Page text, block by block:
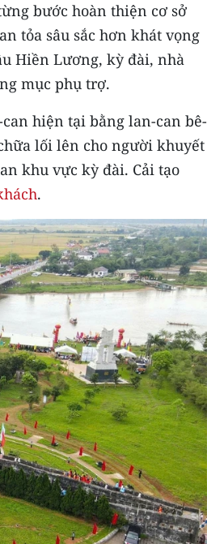
bước hoàn thiện cơ sở
tỏa sâu sắc hơn khát vọng
Hiền Lương, kỳ đài, nhà
mục phụ trợ.
hiện tại bằng lan-can bê-
lối lên cho người khuyết
khu vực kỳ đài. Cải tạo
.